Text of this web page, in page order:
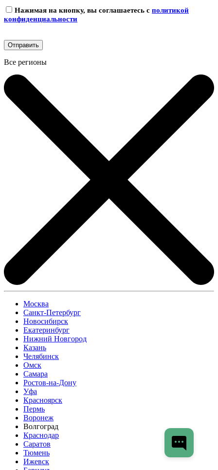
Нажимая на кнопку, вы соглашаетесь с политикой
конфиденциальности
Все регионы
Москва
Санкт-Петербург
Новосибирск
Екатеринбург
Нижний Новгород
Казань
Челябинск
Омск
Самара
Ростов-на-Дону
Уфа
Красноярск
Пермь
Воронеж
Волгоград
Краснодар
Саратов
Тюмень
Ижевск